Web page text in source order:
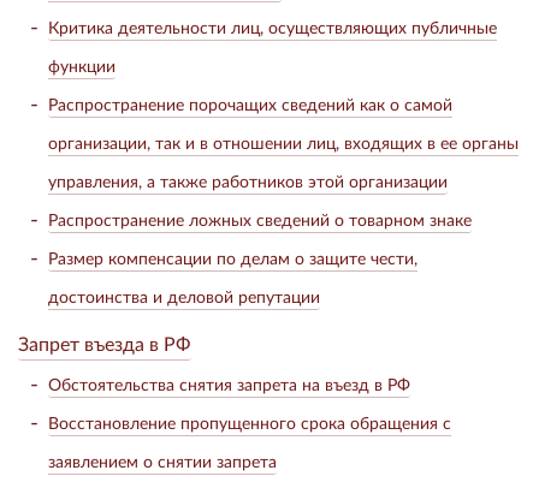
Критика деятельности лиц, осуществляющих публичные
функции
Распространение порочащих сведений как о самой
организации, так и в отношении лиц, входящих в ее органы
управления, а также работников этой организации
Распространение ложных сведений о товарном знаке
Размер компенсации по делам о защите чести,
достоинства и деловой репутации
Запрет въезда в РФ
Обстоятельства снятия запрета на въезд в РФ
Восстановление пропущенного срока обращения с
заявлением о снятии запрета